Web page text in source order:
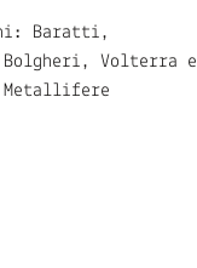
Baratti,
Bolgheri, Volterra e